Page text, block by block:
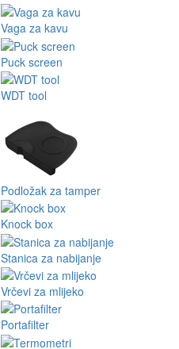
Vaga za kavu
Puck screen
WDT tool
Podložak za tamper
Knock box
Stanica za nabijanje
Vrčevi za mlijeko
Portafilter